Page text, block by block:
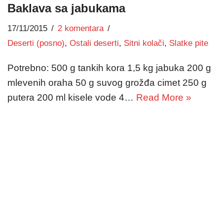
Baklava sa jabukama
17/11/2015
2 komentara
Deserti (posno), Ostali deserti, Sitni kolači, Slatke pite
Potrebno: 500 g tankih kora 1,5 kg jabuka 200 g
mlevenih oraha 50 g suvog grožđa cimet 250 g
putera 200 ml kisele vode 4… Read More »